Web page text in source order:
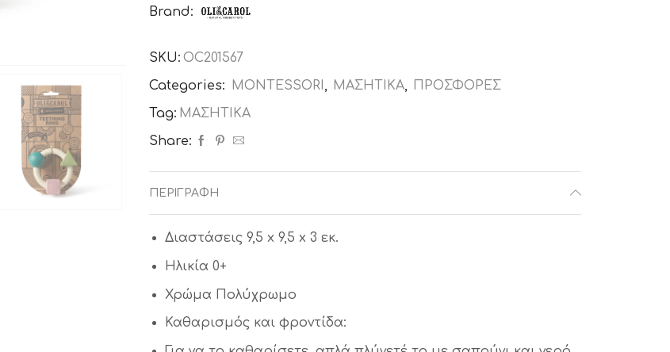
καουτσούκ
OLI&CAROL
ποσότητα
Brand:
SKU: OC201567
Categories:
MONTESSORI , ΜΑΣΗΤΙΚΑ,
ΠΡΟΣΦΟΡΕΣ
Tag: ΜΑΣΗΤΙΚΑ
Share:
ΠΕΡΙΓΡΑΦΉ
Διαστάσεις 9,5 x 9,5 x 3 εκ.
Ηλικία 0+
Χρώμα Πολύχρωμo
Καθαρισμός και φροντίδα: